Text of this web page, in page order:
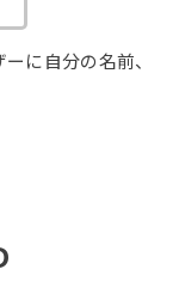
に自分の名前、